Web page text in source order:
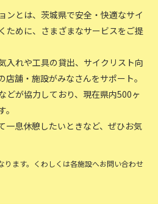
ンとは、茨城県で安全・快適なサイ
ために、さまざまなサービスをご提
入れや工具の貸出、サイクリスト向
店舗・施設がみなさんをサポート。
どが協力しており、現在県内500ヶ
一息休憩したいときなど、ぜひお気
ります。くわしくは各施設へお問い合わせ